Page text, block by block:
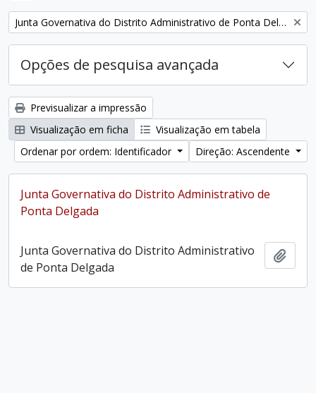
Remover filtro: Junta Governativa do Distrito Administrativo de Ponta Delgada
Opções de pesquisa avançada
Previsualizar a impressão
Visualização em ficha
Visualização em tabela
Ordenar por ordem: Identificador
Direção: Ascendente
Junta Governativa do Distrito Administrativo de
Ponta Delgada
Junta Governativa do Distrito Administrativo
de Ponta Delgada